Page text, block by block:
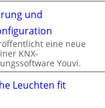
und
eine neue
KNX-
Youvi.
Leuchten fit